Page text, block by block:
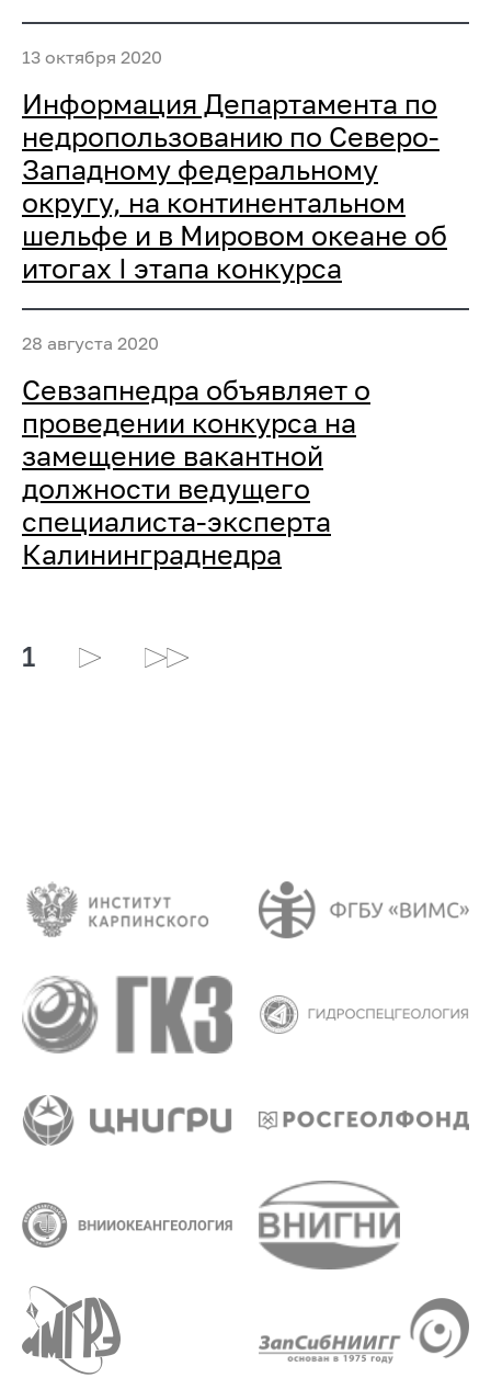
13 октября 2020
Информация Департамента по
недропользованию по Северо-
Западному федеральному
округу, на континентальном
шельфе и в Мировом океане об
итогах I этапа конкурса
28 августа 2020
Севзапнедра объявляет о
проведении конкурса на
замещение вакантной
должности ведущего
специалиста-эксперта
Калининграднедра
1